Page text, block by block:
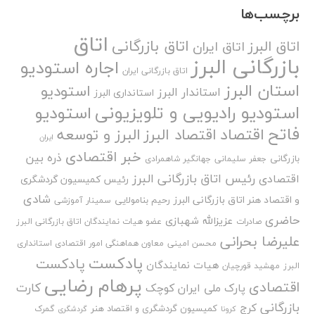
برچسب‌ها
اتاق البرز اتاق ایران اتاق بازرگانی اتاق
بازرگانی البرز اتاق بازرگانی ایران اجاره استودیو
استان البرز استاندار البرز استانداری البرز استودیو
استودیو رادیویی و تلویزیونیاستودیو
فاتح اقتصاد اقتصاد البرزالبرز و توسعه ایران
بازرگانی جعفر سلیمانی جهانگیر شاهمرادی خبر اقتصادی ذره بین
اقتصادی رئیس اتاق بازرگانی البرز رئیس کمیسیون گردشگری
و اقتصاد هنر اتاق بازرگانی البرز رحیم بنامولایی سمینار آموزشی شادی
حاضری صادرات عزیزالله شهبازی عضو هیات نمایندگان اتاق بازرگانی البرز
علیرضا بحرانی محسن امینی معاون هماهنگی امور اقتصادی استانداری
البرز مهشید قورچیان هیات نمایندگان پادکست پادکست
اقتصادی پارک ملی ایران کوچک پرهام رضایی کارت
بازرگانی کرج کرونا کمیسیون گردشگری و اقتصاد هنر گردشگری گمرک